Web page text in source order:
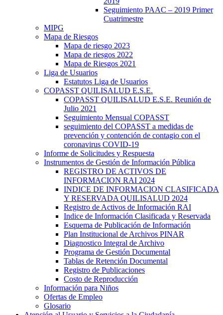
Seguimiento PAAC – 2019 Primer
Cuatrimestre
MIPG
Mapa de Riesgos
Mapa de riesgo 2023
Mapa de riesgos 2022
Mapa de Riesgos 2021
Liga de Usuarios
Estatutos Liga de Usuarios
COPASST QUILISALUD E.S.E.
COPASST QUILISALUD E.S.E. Reunión de
Julio 2021
Seguimiento Mensual COPASST
seguimiento del COPASST a medidas de
prevención y contención de contagio con el
coronavirus COVID-19
Informe de Solicitudes y Respuesta
Instrumentos de Gestión de Información Pública
REGISTRO DE ACTIVOS DE
INFORMACION RAI 2024
INDICE DE INFORMACION CLASIFICADA
Y RESERVADA QUILISALUD 2024
Registro de Activos de Información RAI
Indice de Información Clasificada y Reservada
Esquema de Publicación de Información
Plan Institucional de Archivos PINAR
Diagnostico Integral de Archivo
Programa de Gestión Documental
Tablas de Retención Documental
Registro de Publicaciones
Costo de Reproducción
Información para Niños
Ofertas de Empleo
Glosario